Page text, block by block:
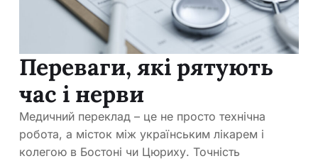
Переваги, які рятують
час і нерви
Медичний переклад – це не просто технічна
робота, а місток між українським лікарем і
колегою в Бостоні чи Цюриху. Точність